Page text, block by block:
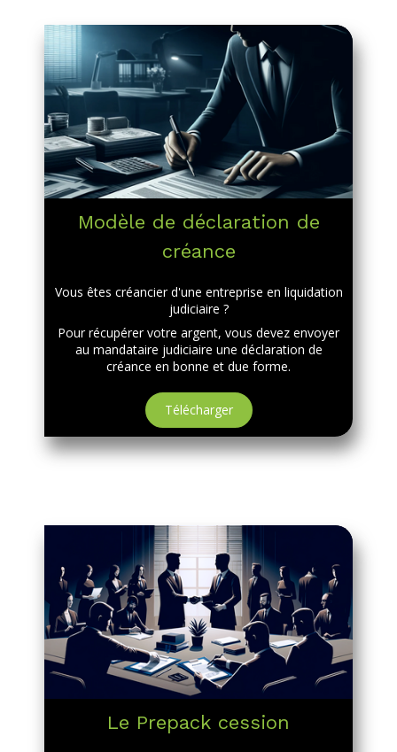
Modèle de déclaration de
créance
Vous êtes créancier d'une entreprise en liquidation
judiciaire ?
Pour récupérer votre argent, vous devez envoyer
au mandataire judiciaire une déclaration de
créance en bonne et due forme.
Télécharger
Le Prepack cession